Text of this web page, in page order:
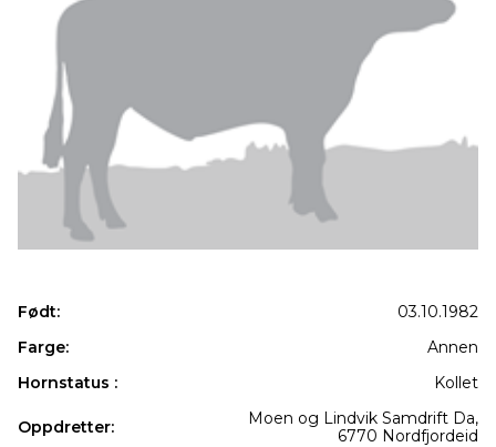
Født:
03.10.1982
Farge:
Annen
Hornstatus :
Kollet
Oppdretter:
Moen og Lindvik Samdrift Da,
6770 Nordfjordeid